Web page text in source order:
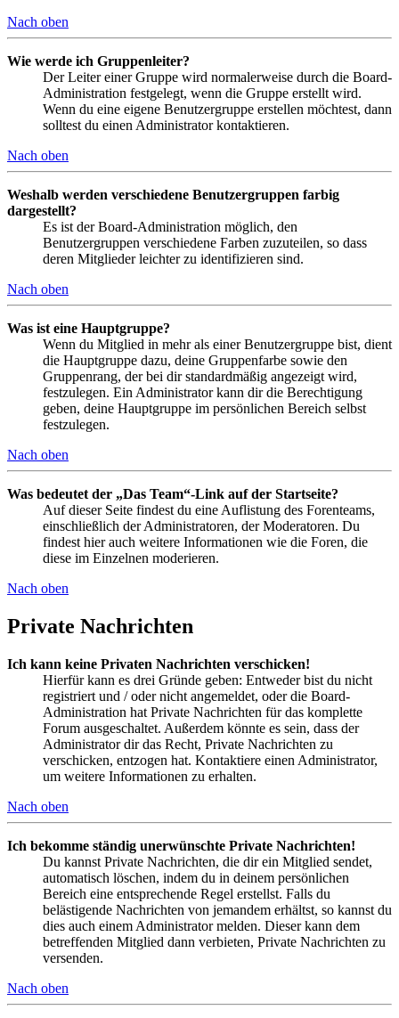
Nach oben
Wie werde ich Gruppenleiter?
Der Leiter einer Gruppe wird normalerweise durch die Board-
Administration festgelegt, wenn die Gruppe erstellt wird.
Wenn du eine eigene Benutzergruppe erstellen möchtest, dann
solltest du einen Administrator kontaktieren.
Nach oben
Weshalb werden verschiedene Benutzergruppen farbig
dargestellt?
Es ist der Board-Administration möglich, den
Benutzergruppen verschiedene Farben zuzuteilen, so dass
deren Mitglieder leichter zu identifizieren sind.
Nach oben
Was ist eine Hauptgruppe?
Wenn du Mitglied in mehr als einer Benutzergruppe bist, dient
die Hauptgruppe dazu, deine Gruppenfarbe sowie den
Gruppenrang, der bei dir standardmäßig angezeigt wird,
festzulegen. Ein Administrator kann dir die Berechtigung
geben, deine Hauptgruppe im persönlichen Bereich selbst
festzulegen.
Nach oben
Was bedeutet der „Das Team“-Link auf der Startseite?
Auf dieser Seite findest du eine Auflistung des Forenteams,
einschließlich der Administratoren, der Moderatoren. Du
findest hier auch weitere Informationen wie die Foren, die
diese im Einzelnen moderieren.
Nach oben
Private Nachrichten
Ich kann keine Privaten Nachrichten verschicken!
Hierfür kann es drei Gründe geben: Entweder bist du nicht
registriert und / oder nicht angemeldet, oder die Board-
Administration hat Private Nachrichten für das komplette
Forum ausgeschaltet. Außerdem könnte es sein, dass der
Administrator dir das Recht, Private Nachrichten zu
verschicken, entzogen hat. Kontaktiere einen Administrator,
um weitere Informationen zu erhalten.
Nach oben
Ich bekomme ständig unerwünschte Private Nachrichten!
Du kannst Private Nachrichten, die dir ein Mitglied sendet,
automatisch löschen, indem du in deinem persönlichen
Bereich eine entsprechende Regel erstellst. Falls du
belästigende Nachrichten von jemandem erhältst, so kannst du
dies auch einem Administrator melden. Dieser kann dem
betreffenden Mitglied dann verbieten, Private Nachrichten zu
versenden.
Nach oben